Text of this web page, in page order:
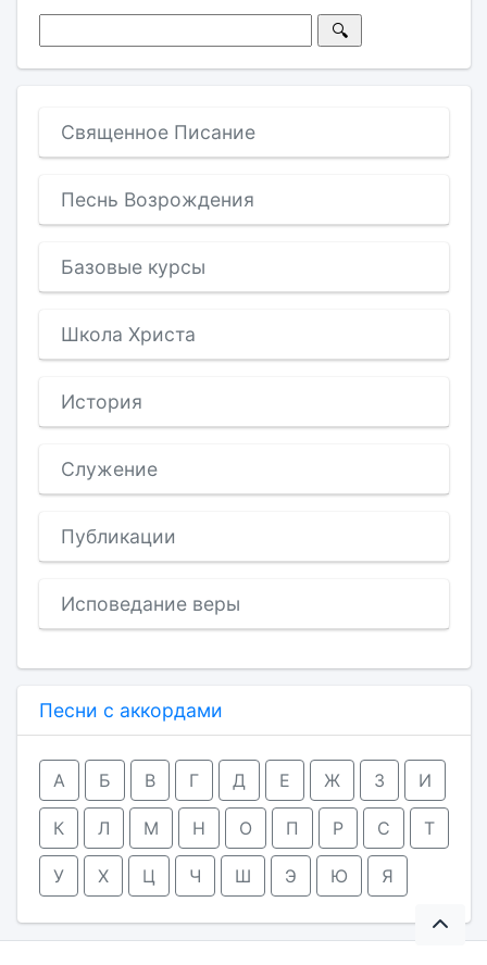
Священное Писание
Песнь Возрождения
Базовые курсы
Школа Христа
История
Служение
Публикации
Исповедание веры
Песни с аккордами
А Б В Г Д Е Ж З И
К Л М Н О П Р С Т
У Х Ц Ч Ш Э Ю Я